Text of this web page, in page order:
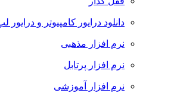
دانلود درایور کامپیوتر و درایور لپ تاپ
نرم افزار مذهبی
نرم افزار پرتابل
نرم افزار آموزشی